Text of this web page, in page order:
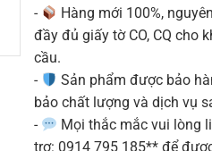
-
Hàng mới 100%,
đầy đủ giấy tờ CO, CQ cho
cầu.
-
Sản phẩm được bảo
bảo chất lượng và dịch vụ
-
Mọi thắc mắc vui lòng
trợ: 0914 795 185** để